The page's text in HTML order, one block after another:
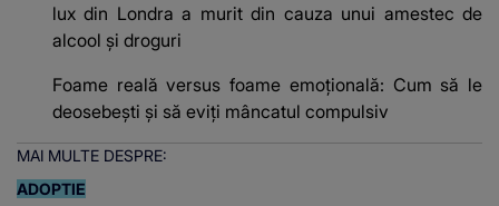
lux din Londra a murit din cauza unui amestec de
alcool și droguri
Foame reală versus foame emoțională: Cum să le
deosebești și să eviți mâncatul compulsiv
MAI MULTE DESPRE:
ADOPTIE